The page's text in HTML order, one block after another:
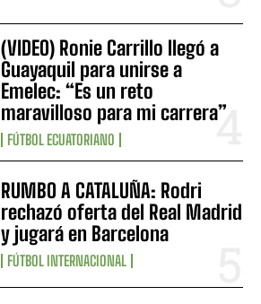
(VIDEO) Ronie Carrillo llegó a
Guayaquil para unirse a
Emelec: “Es un reto
maravilloso para mi carrera”
FÚTBOL ECUATORIANO
RUMBO A CATALUÑA: Rodri
rechazó oferta del Real Madrid
y jugará en Barcelona
FÚTBOL INTERNACIONAL